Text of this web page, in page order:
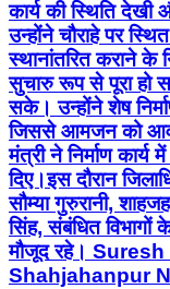
कार्य की स्थिति देखी
उन्होंने चौराहे पर
स्थानांतरित कराने के
सुचारु रूप से पूरा हो
सके। उन्होंने शेष
जिससे आमजन को
मंत्री ने निर्माण कार्य
दिए।इस दौरान
सौम्या गुरुरानी,
सिंह, संबंधित विभागों
मौजूद रहे।
Shahjahanpur